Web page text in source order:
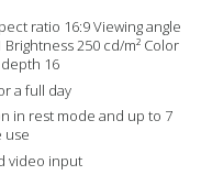
ratio 16:9 Viewing angle
Brightness 250 cd/m² Color
depth 16
a full day
in rest mode and up to 7
use
video input